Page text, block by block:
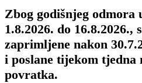
Zbog godišnjeg odmora
1.8.2026. do 16.8.2026.,
zaprimljene nakon
i poslane tijekom tjedna
povratka.